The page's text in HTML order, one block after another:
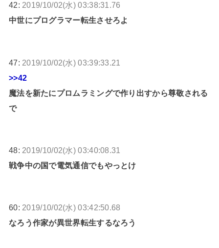
42: 2019/10/02(水) 03:38:31.76
中世にプログラマー転生させろよ
47: 2019/10/02(水) 03:39:33.21
>>42
魔法を新たにプロムラミングで作り出すから尊敬される
で
48: 2019/10/02(水) 03:40:08.31
戦争中の国で電気通信でもやっとけ
60: 2019/10/02(水) 03:42:50.68
なろう作家が異世界転生するなろう